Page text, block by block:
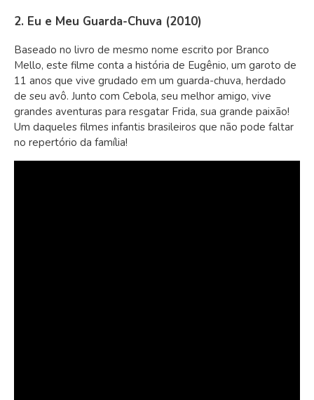
2. Eu e Meu Guarda-Chuva (2010)
Baseado no livro de mesmo nome escrito por Branco
Mello, este filme conta a história de Eugênio, um garoto de
11 anos que vive grudado em um guarda-chuva, herdado
de seu avô. Junto com Cebola, seu melhor amigo, vive
grandes aventuras para resgatar Frida, sua grande paixão!
Um daqueles filmes infantis brasileiros que não pode faltar
no repertório da família!